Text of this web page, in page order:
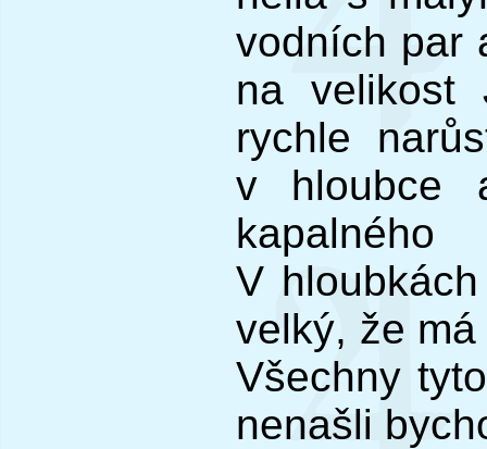
vodních par
na velikost
rychle
v hloubce
V
velký, že
Všechny
nenašli